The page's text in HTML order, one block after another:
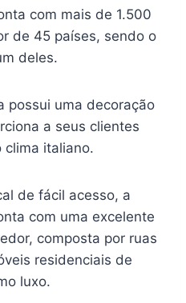
com mais de 1.500
de 45 países, sendo o
deles.
possui uma decoração
a seus clientes
clima italiano.
de fácil acesso, a
com uma excelente
composta por ruas
residenciais de
luxo.